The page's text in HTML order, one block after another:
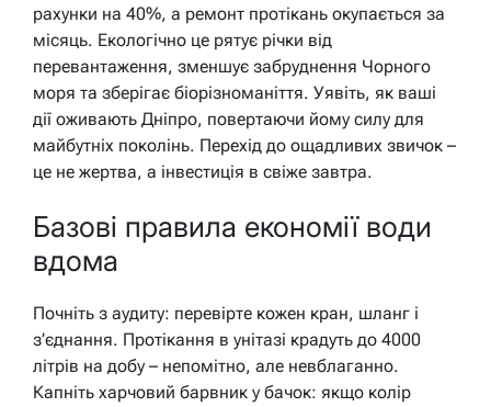
рахунки на 40%, а ремонт протікань окупається за
місяць. Екологічно це рятує річки від
перевантаження, зменшує забруднення Чорного
моря та зберігає біорізноманіття. Уявіть, як ваші
дії оживають Дніпро, повертаючи йому силу для
майбутніх поколінь. Перехід до ощадливих звичок –
це не жертва, а інвестиція в свіже завтра.
Базові правила економії води
вдома
Почніть з аудиту: перевірте кожен кран, шланг і
з’єднання. Протікання в унітазі крадуть до 4000
літрів на добу – непомітно, але невблаганно.
Капніть харчовий барвник у бачок: якщо колір